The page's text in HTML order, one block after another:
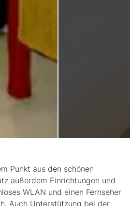
Punkt aus den schönen
außerdem Einrichtungen und
WLAN und einen Fernseher
Auch Unterstützung bei der